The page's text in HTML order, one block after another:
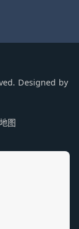
Designed by
图